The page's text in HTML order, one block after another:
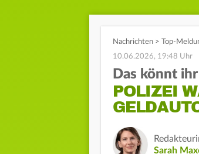
Nachrichten > Top-
10.06.2026, 19:48 Uhr
Das könnt
POLIZEI
Sarah